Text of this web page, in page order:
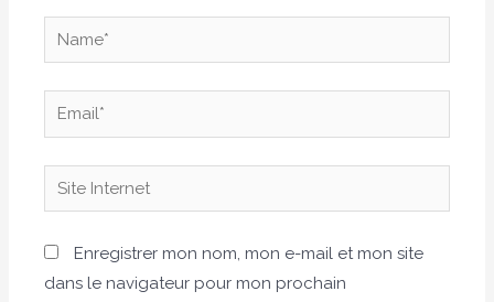
Name*
Email*
Site
Internet
Enregistrer mon nom, mon e-mail et mon site
dans le navigateur pour mon prochain